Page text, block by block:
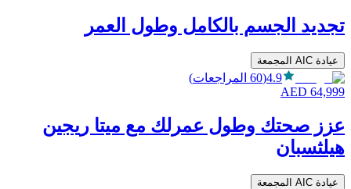
تجديد الجسم بالكامل وطول العمر
عيادة AIC المجمعة
4.9
(
60 المراجعات)
64,999
AED
عزز صحتك وطول عمرلك مع ميتا ريجين
هيلثسبان
عيادة AIC المجمعة